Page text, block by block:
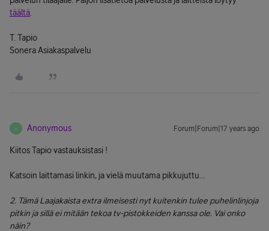
täältä
T. Tapio
Sonera Asiakaspalvelu
A Anonymous Forum|Forum|17 years ago
Kiitos Tapio vastauksistasi !
Katsoin laittamasi linkin, ja vielä muutama pikkujuttu...
2. Tämä Laajakaista extra ilmeisesti nyt kuitenkin tulee puhelinlinjoja
pitkin ja sillä ei mitään tekoa tv-pistokkeiden kanssa ole. Vai onko
näin?